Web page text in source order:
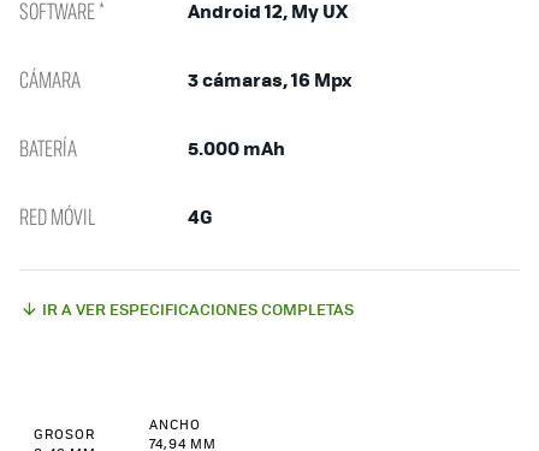
SOFTWARE * Android 12, My UX
CÁMARA 3 cámaras, 16 Mpx
BATERÍA 5.000 mAh
RED MÓVIL 4G
IR A VER ESPECIFICACIONES COMPLETAS
GROSOR
ANCHO
74,94 MM